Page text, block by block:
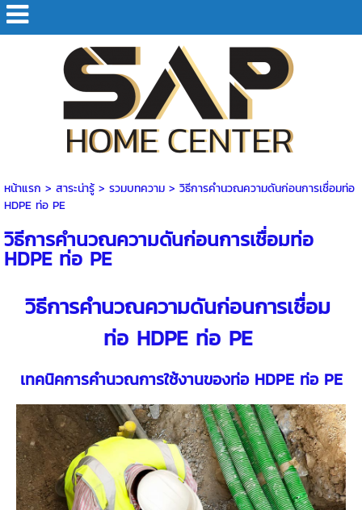
หน้าแรก > สาระน่ารู้ > รวมบทความ> วิธีการคำนวณความดันก่อนการเชื่อมท่อ
HDPE ท่อ PE
วิธีการคำนวณความดันก่อนการเชื่อมท่อ
HDPE ท่อ PE
วิธีการคำนวณความดันก่อนการเชื่อม
ท่อ HDPE ท่อ PE
เทคนิคการคำนวณการใช้งานของท่อ HDPE ท่อ PE